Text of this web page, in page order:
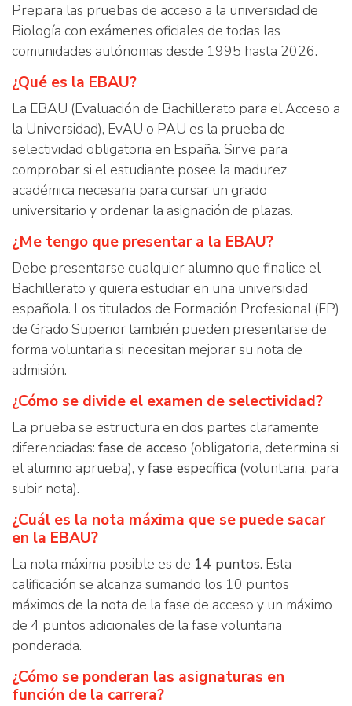
Prepara las pruebas de acceso a la universidad de
Biología con exámenes oficiales de todas las
comunidades autónomas desde 1995 hasta 2026.
¿Qué es la EBAU?
La EBAU (Evaluación de Bachillerato para el Acceso a
la Universidad), EvAU o PAU es la prueba de
selectividad obligatoria en España. Sirve para
comprobar si el estudiante posee la madurez
académica necesaria para cursar un grado
universitario y ordenar la asignación de plazas.
¿Me tengo que presentar a la EBAU?
Debe presentarse cualquier alumno que finalice el
Bachillerato y quiera estudiar en una universidad
española. Los titulados de Formación Profesional (FP)
de Grado Superior también pueden presentarse de
forma voluntaria si necesitan mejorar su nota de
admisión.
¿Cómo se divide el examen de selectividad?
La prueba se estructura en dos partes claramente
diferenciadas: fase de acceso (obligatoria, determina si
el alumno aprueba), yfase específica (voluntaria, para
subir nota).
¿Cuál es la nota máxima que se puede sacar
en la EBAU?
La nota máxima posible es de 14 puntos. Esta
calificación se alcanza sumando los 10 puntos
máximos de la nota de la fase de acceso y un máximo
de 4 puntos adicionales de la fase voluntaria
ponderada.
¿Cómo se ponderan las asignaturas en
función de la carrera?